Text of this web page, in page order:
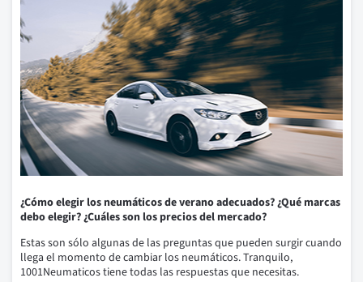
¿Cómo elegir los neumáticos de verano adecuados? ¿Qué marcas
debo elegir? ¿Cuáles son los precios del mercado?
Estas son sólo algunas de las preguntas que pueden surgir cuando
llega el momento de cambiar los neumáticos. Tranquilo,
1001Neumaticos tiene todas las respuestas que necesitas.